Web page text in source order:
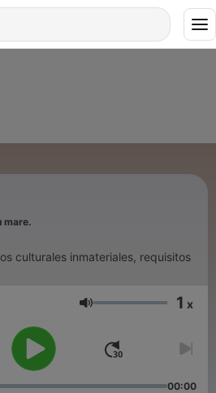
mare.
culturales inmateriales, requisitos
Volumen 1 x
00:00